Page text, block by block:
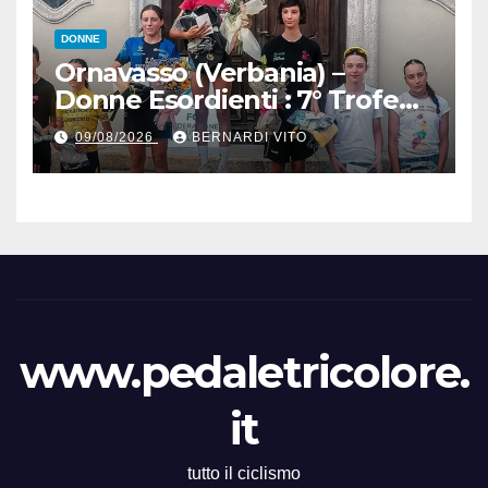
DONNE
Ornavasso (Verbania) –
Donne Esordienti : 7° Trofeo
Santuario Madonna del
Boden, Aurora Cerame e
Martina Zavattero le neo
09/08/2026 BERNARDI VITO
www.pedaletricolore.
it
tutto il ciclismo